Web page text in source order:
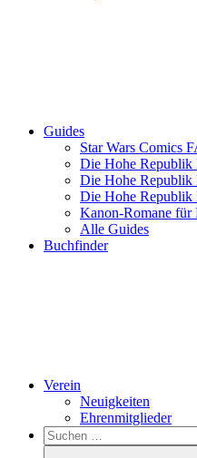
Guides
Star Wars Comics
Die Hohe Republik
Die Hohe Republik
Die Hohe Republik
Kanon-Romane für
Alle Guides
Buchfinder
Verein
Neuigkeiten
Ehrenmitglieder
Search
Suchen
nach: